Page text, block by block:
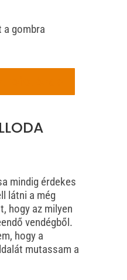
a gombra
mindig érdekes
látni a még
hogy az milyen
vendégből.
hogy a
mutassam a